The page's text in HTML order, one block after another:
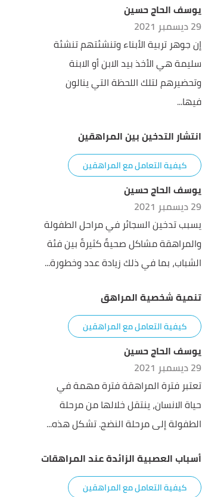
يوسف الحاج حسين
29 ديسمبر 2021
إن جوهر تربية الأبناء وتنشئتهم تنشئة
سليمة هي الأخذ بيد الابن أو الابنة
وتحضيرهم لتلك اللحظة التي ينالون
فيها...
انتشار التدخين بين المراهقين
كيفية التعامل مع المراهقين
يوسف الحاج حسين
29 ديسمبر 2021
يسبب تدخين السجائر في مراحل الطفولة
والمراهقة مشاكل صحيةً كثيرةً بين فئة
الشباب، بما في ذلك زيادة عدد وخطورة...
تنمية شخصية المراهق
كيفية التعامل مع المراهقين
يوسف الحاج حسين
29 ديسمبر 2021
تعتبر فترة المراهقة فترة مهمة في
حياة الانسان، ينتقل خلالها من مرحلة
الطفولة إلى مرحلة النضج. تشكل هذه...
أسباب العصبية الزائدة عند المراهقات
كيفية التعامل مع المراهقين